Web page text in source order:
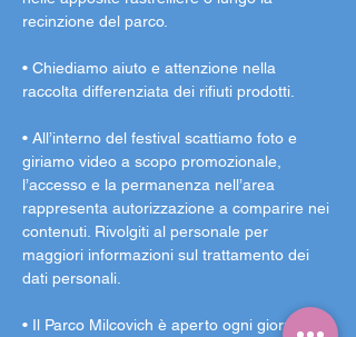
recinzione del parco.
• Chiediamo aiuto e attenzione nella
raccolta differenziata dei rifiuti prodotti.
• All’interno del festival scattiamo foto e
giriamo video a scopo promozionale,
l’accesso e la permanenza nell’area
rappresenta autorizzazione a comparire nei
contenuti. Rivolgiti al personale per
maggiori informazioni sul trattamento dei
dati personali.
• Il Parco Milcovich è aperto ogni giorno, gli